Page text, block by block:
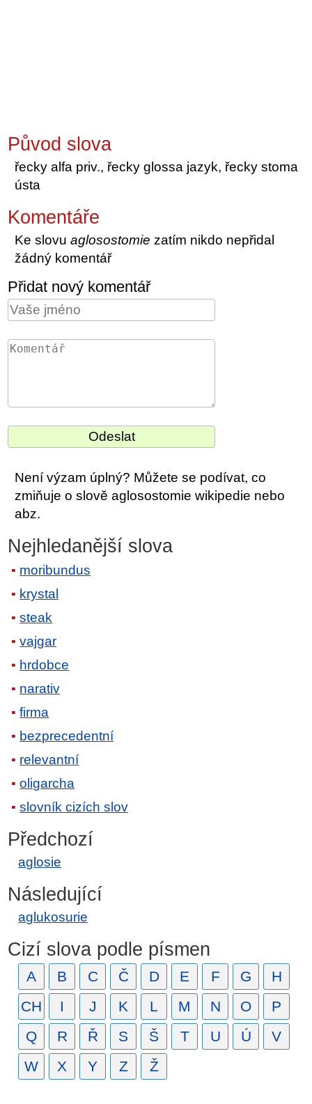
Původ slova
řecky alfa priv., řecky glossa jazyk, řecky stoma
ústa
Komentáře
Ke slovuaglosostomie zatím nikdo nepřidal
žádný komentář
Přidat nový komentář
Není výzam úplný? Můžete se podívat, co
zmiňuje o slově aglosostomie wikipedie nebo
abz.
Nejhledanější slova
moribundus
krystal
steak
vajgar
hrdobce
narativ
firma
bezprecedentní
relevantní
oligarcha
slovník cizích slov
Předchozí
aglosie
Následující
aglukosurie
Cizí slova podle písmen
A B C Č D E F G
H
CH
I J K L M N O
P
Q
R Ř S Š T U Ú
V
W
X Y Z Ž